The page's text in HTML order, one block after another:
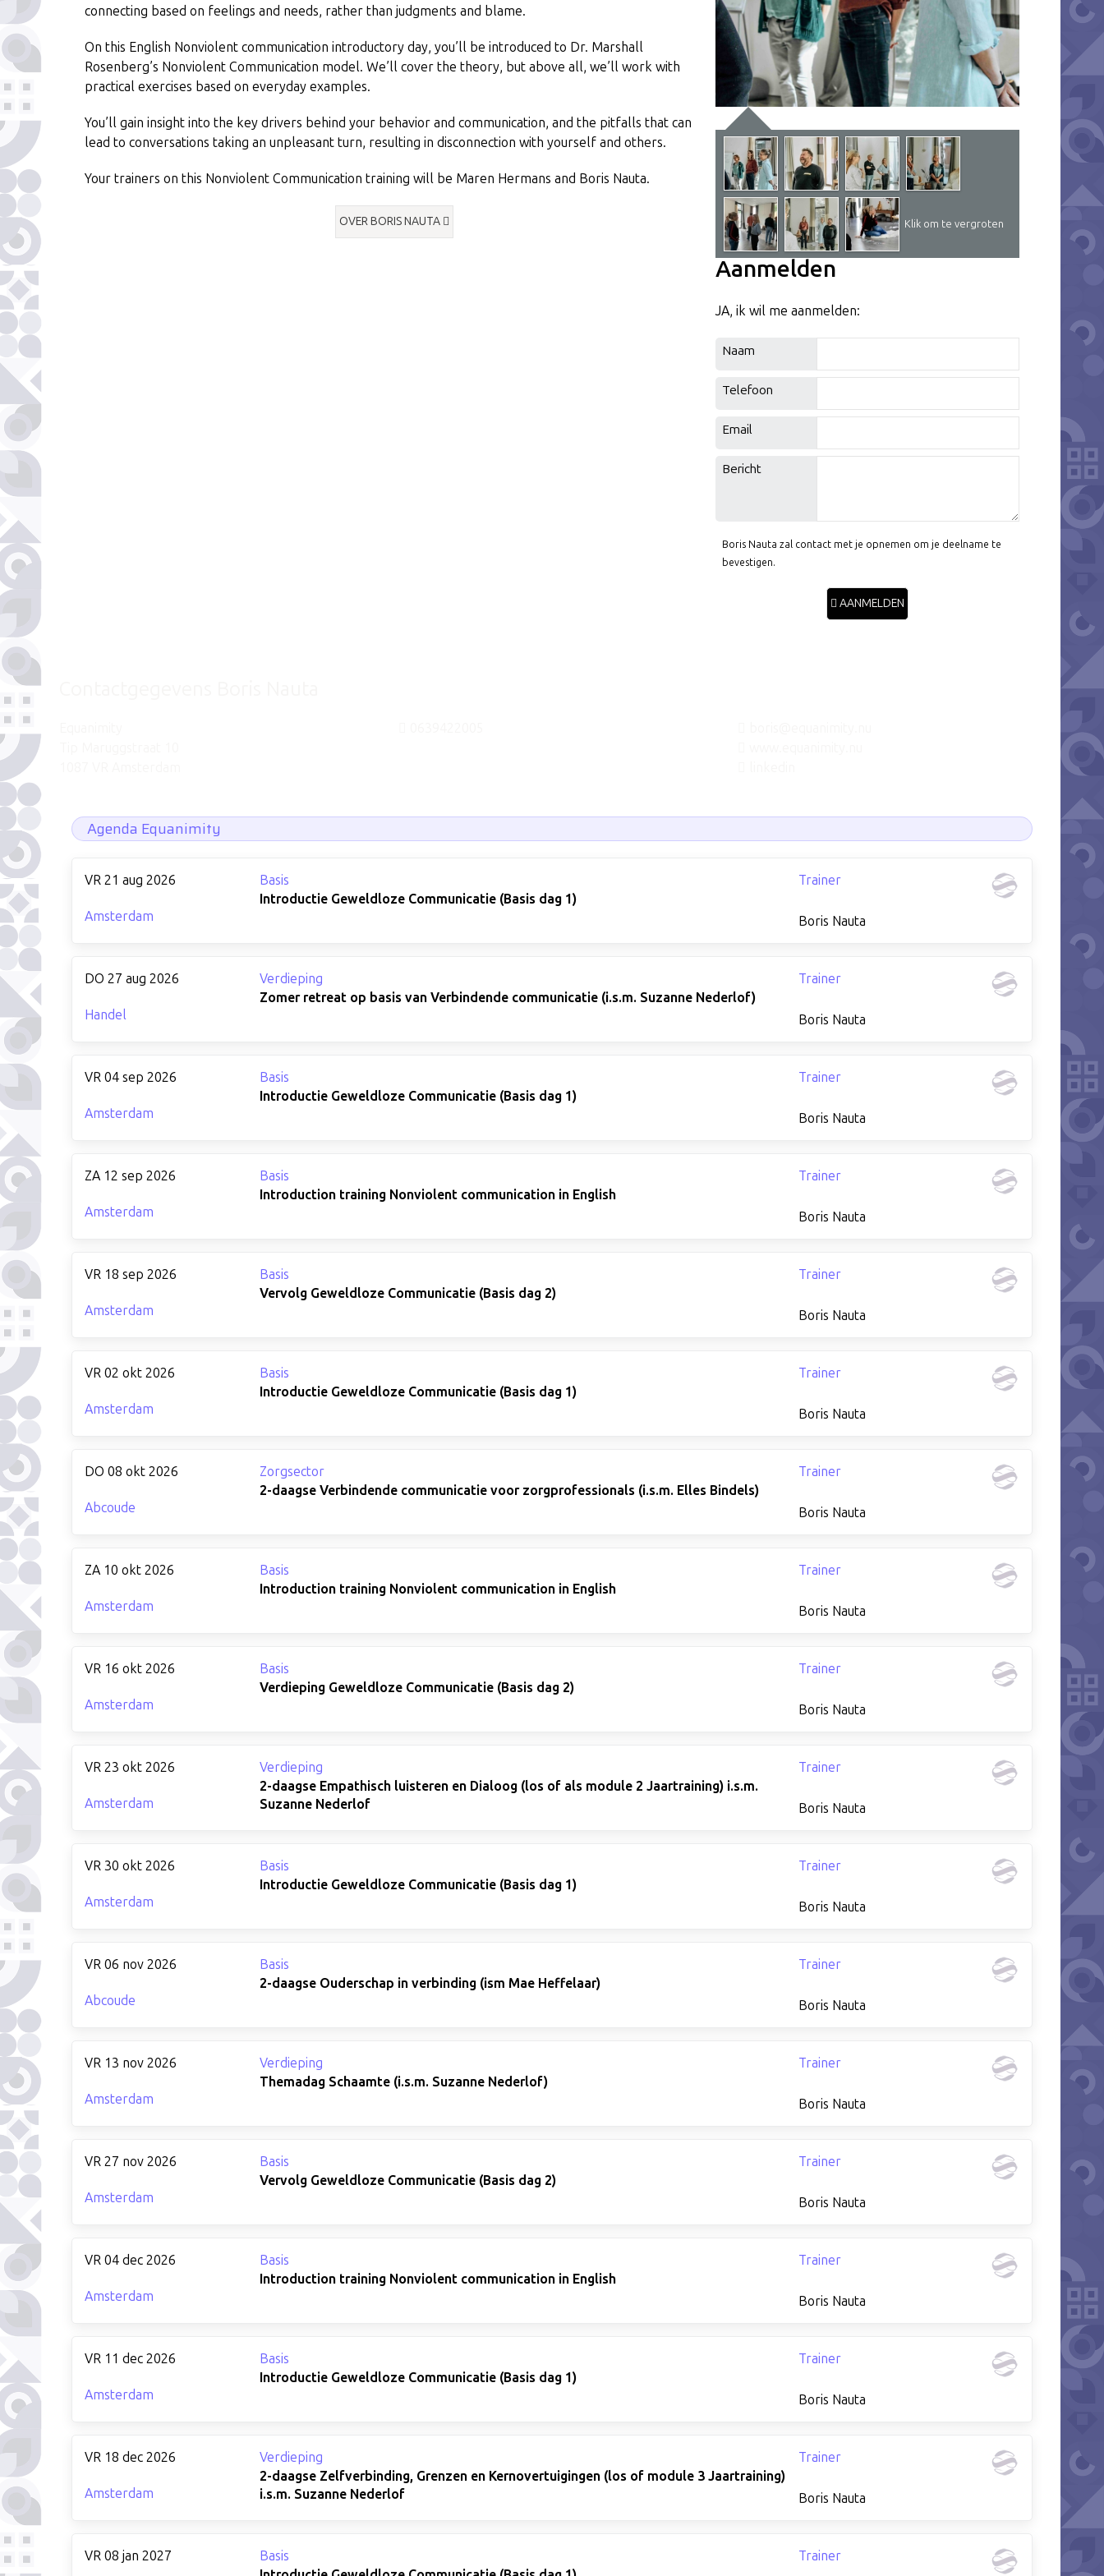
connecting based on feelings and needs, rather than judgments and blame.
On this English Nonviolent communication introductory day, you’ll be introduced to Dr. Marshall
Rosenberg’s Nonviolent Communication model. We’ll cover the theory, but above all, we’ll work with
practical exercises based on everyday examples.
You’ll gain insight into the key drivers behind your behavior and communication, and the pitfalls that can
lead to conversations taking an unpleasant turn, resulting in disconnection with yourself and others.
Your trainers on this Nonviolent Communication training will be Maren Hermans and Boris Nauta.
OVER BORIS NAUTA Klik om te vergroten
Aanmelden
JA, ik wil me aanmelden:
Naam
Telefoon
Email
Bericht
Boris Nauta zal contact met je opnemen om je deelname te
bevestigen.
AANMELDEN
Agenda Equanimity
VR 21 aug 2026
Amsterdam
Basis
Introductie Geweldloze Communicatie (Basis dag 1)
Trainer
Boris Nauta
DO 27 aug 2026
Handel
Verdieping
Zomer retreat op basis van Verbindende communicatie (i.s.m. Suzanne Nederlof)
Trainer
Boris Nauta
VR 04 sep 2026
Amsterdam
Basis
Introductie Geweldloze Communicatie (Basis dag 1)
Trainer
Boris Nauta
ZA 12 sep 2026
Amsterdam
Basis
Introduction training Nonviolent communication in English
Trainer
Boris Nauta
VR 18 sep 2026
Amsterdam
Basis
Vervolg Geweldloze Communicatie (Basis dag 2)
Trainer
Boris Nauta
VR 02 okt 2026
Amsterdam
Basis
Introductie Geweldloze Communicatie (Basis dag 1)
Trainer
Boris Nauta
DO 08 okt 2026
Abcoude
Zorgsector
2-daagse Verbindende communicatie voor zorgprofessionals (i.s.m. Elles Bindels)
Trainer
Boris Nauta
ZA 10 okt 2026
Amsterdam
Basis
Introduction training Nonviolent communication in English
Trainer
Boris Nauta
VR 16 okt 2026
Amsterdam
Basis
Verdieping Geweldloze Communicatie (Basis dag 2)
Trainer
Boris Nauta
VR 23 okt 2026
Amsterdam
Verdieping
2-daagse Empathisch luisteren en Dialoog (los of als module 2 Jaartraining) i.s.m.
Suzanne Nederlof
Trainer
Boris Nauta
VR 30 okt 2026
Amsterdam
Basis
Introductie Geweldloze Communicatie (Basis dag 1)
Trainer
Boris Nauta
VR 06 nov 2026
Abcoude
Basis
2-daagse Ouderschap in verbinding (ism Mae Heffelaar)
Trainer
Boris Nauta
VR 13 nov 2026
Amsterdam
Verdieping
Themadag Schaamte (i.s.m. Suzanne Nederlof)
Trainer
Boris Nauta
VR 27 nov 2026
Amsterdam
Basis
Vervolg Geweldloze Communicatie (Basis dag 2)
Trainer
Boris Nauta
VR 04 dec 2026
Amsterdam
Basis
Introduction training Nonviolent communication in English
Trainer
Boris Nauta
VR 11 dec 2026
Amsterdam
Basis
Introductie Geweldloze Communicatie (Basis dag 1)
Trainer
Boris Nauta
VR 18 dec 2026
Amsterdam
Verdieping
2-daagse Zelfverbinding, Grenzen en Kernovertuigingen (los of module 3 Jaartraining)
i.s.m. Suzanne Nederlof
Trainer
Boris Nauta
VR 08 jan 2027
Basis
Trainer